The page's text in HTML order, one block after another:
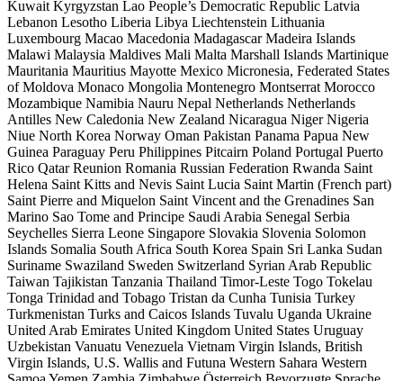
Kuwait Kyrgyzstan Lao People’s Democratic Republic Latvia
Lebanon Lesotho Liberia Libya Liechtenstein Lithuania
Luxembourg Macao Macedonia MadagascarMadeira Islands
Malawi Malaysia Maldives Mali Malta Marshall Islands Martinique
Mauritania Mauritius Mayotte Mexico Micronesia, Federated States
ofMoldova Monaco Mongolia Montenegro Montserrat Morocco
Mozambique Namibia Nauru Nepal Netherlands Netherlands
Antilles New Caledonia New Zealand Nicaragua NigerNigeria
Niue North Korea Norway Oman Pakistan Panama Papua New
Guinea Paraguay Peru Philippines Pitcairn Poland Portugal Puerto
Rico QatarReunion Romania Russian Federation Rwanda Saint
Helena Saint Kitts and Nevis Saint Lucia Saint Martin (French part)
Saint Pierre and Miquelon Saint Vincent and the Grenadines San
Marino Sao Tome and Principe Saudi Arabia Senegal Serbia
Seychelles Sierra Leone Singapore Slovakia Slovenia Solomon
Islands Somalia South Africa South Korea Spain Sri Lanka Sudan
Suriname Swaziland Sweden Switzerland Syrian Arab Republic
Taiwan Tajikistan Tanzania Thailand Timor-Leste Togo Tokelau
Tonga Trinidad and Tobago Tristan da Cunha Tunisia Turkey
Turkmenistan Turks and Caicos Islands Tuvalu Uganda Ukraine
United Arab Emirates United Kingdom United States Uruguay
Uzbekistan Vanuatu Venezuela Vietnam Virgin Islands, British
Virgin Islands, U.S. Wallis and Futuna Western Sahara Western